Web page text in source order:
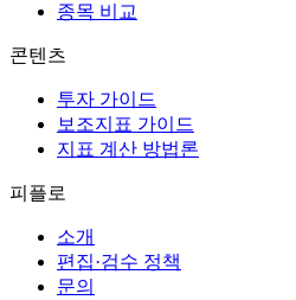
종목 비교
콘텐츠
투자 가이드
보조지표 가이드
지표 계산 방법론
피플로
소개
편집·검수 정책
문의